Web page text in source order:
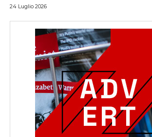
24 Luglio 2026